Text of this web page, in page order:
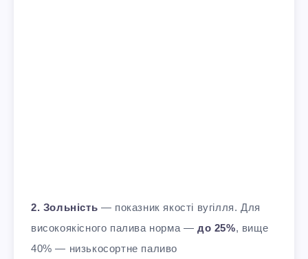
2. Зольність — показник якості вугілля. Для
високоякісного палива норма —до 25%, вище
40% — низькосортне паливо